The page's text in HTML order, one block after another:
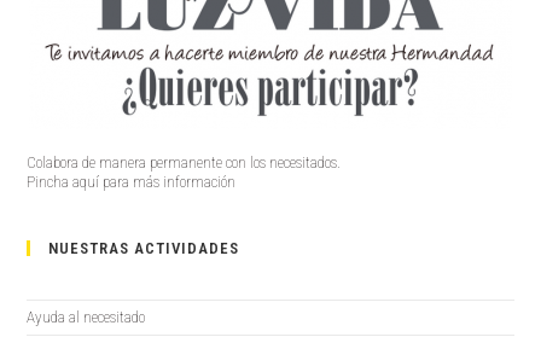
Colabora de manera permanente con los necesitados.
Pincha aquí para más información
NUESTRAS ACTIVIDADES
Ayuda al necesitado